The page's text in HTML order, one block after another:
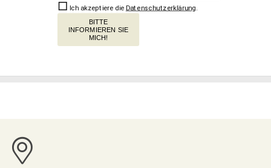
Ich akzeptiere die Datenschutzerklärung
BITTE
INFORMIEREN SIE
MICH!